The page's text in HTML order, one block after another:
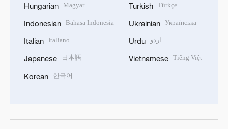
Hungarian Magyar
Indonesian Bahasa Indonesia
Italian Italiano
Japanese 日本語
Korean 한국어
Turkish Türkçe
Ukrainian Українська
Urdu اردو
Vietnamese Tiếng Việt